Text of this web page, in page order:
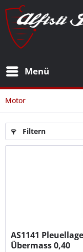
Menü
Motor
Filtern
AS1141
Übermass 0,40